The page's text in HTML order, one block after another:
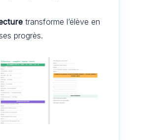
transforme l’élève en
progrès.